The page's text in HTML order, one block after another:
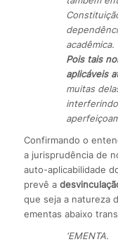
acadêmica.
Pois tais
aplicáveis
muitas
Confirmando o
a jurisprudência de
auto-aplicabilidade
prevê a
que seja a natureza
ementas abaixo
‘EMENTA.